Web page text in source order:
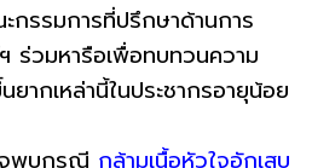
รรมการที่ปรึกษาด้านการ
ร่วมหารือเพื่อทบทวนความ
ากเหล่านี้ในประชากรอายุน้อย
จพบกรณี กล้ามเนื้อหัวใจอักเสบ